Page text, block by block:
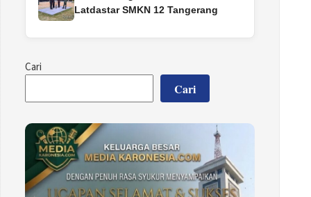
Latdastar SMKN 12 Tangerang
Cari
Cari